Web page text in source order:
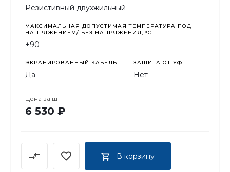
Резистивный двухжильный
МАКСИМАЛЬНАЯ ДОПУСТИМАЯ ТЕМПЕРАТУРА ПОД
НАПРЯЖЕНИЕМ/ БЕЗ НАПРЯЖЕНИЯ, °C
+90
ЭКРАНИРОВАННЫЙ КАБЕЛЬ
Да
ЗАЩИТА ОТ УФ
Нет
Цена за шт
6 530 ₽
В корзину